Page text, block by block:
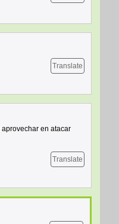
Translate
en atacar
Translate